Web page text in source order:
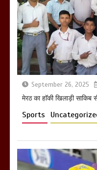
तहस
गलोच
खराबा,
September 26, 2025
मेरठ का हाॅकी खिलाड़ी साकिब
Sports